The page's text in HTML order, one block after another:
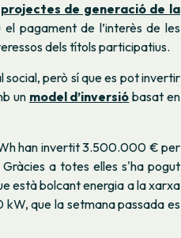
projectes de generació de la
pagament de l’interès de les
dels títols participatius.
però sí que es pot invertir
un model d’inversió basat en
han invertit 3.500.000 € per
a totes elles s'ha pogut
està bolcant energia a la xarxa
kW, que la setmana passada es